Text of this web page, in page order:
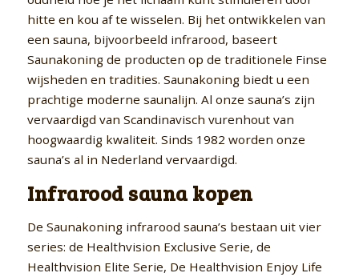
hitte en kou af te wisselen. Bij het ontwikkelen van
een sauna, bijvoorbeeld infrarood, baseert
Saunakoning de producten op de traditionele Finse
wijsheden en tradities. Saunakoning biedt u een
prachtige moderne saunalijn. Al onze sauna’s zijn
vervaardigd van Scandinavisch vurenhout van
hoogwaardig kwaliteit. Sinds 1982 worden onze
sauna’s al in Nederland vervaardigd.
Infrarood sauna kopen
De Saunakoning infrarood sauna’s bestaan uit vier
series: de Healthvision Exclusive Serie, de
Healthvision Elite Serie, De Healthvision Enjoy Life